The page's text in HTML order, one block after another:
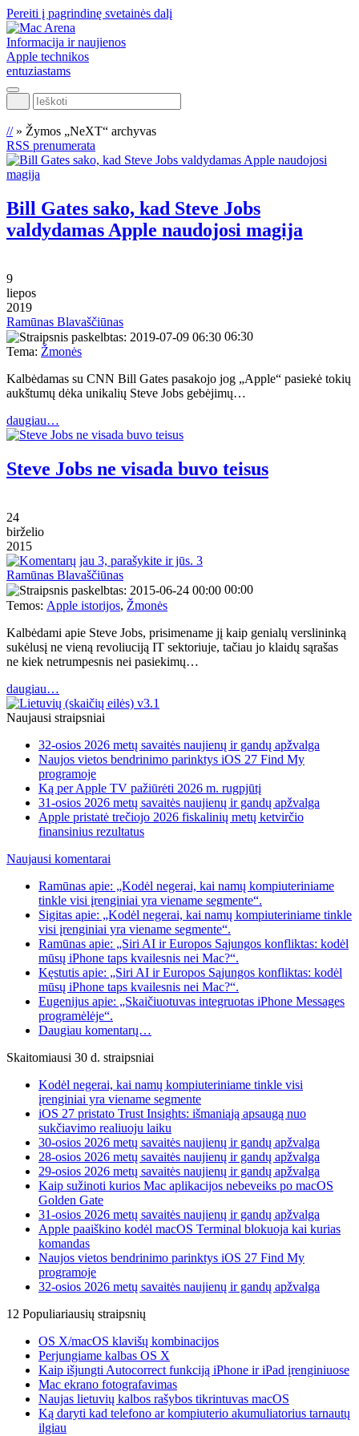
Pereiti į pagrindinę svetainės dalį
Informacija ir naujienos
Apple technikos
entuziastams
Ieškoti
//» Žymos „NeXT“ archyvas
RSS prenumerata
Bill Gates sako, kad Steve Jobs
valdydamas Apple naudojosi magija
9
liepos
2019
Ramūnas Blavaščiūnas
06:30
Tema: Žmonės
Kalbėdamas su CNN Bill Gates pasakojo jog „Apple“ pasiekė tokių
aukštumų dėka unikalių Steve Jobs gebėjimų…
daugiau…
Steve Jobs ne visada buvo teisus
24
birželio
2015
3
Ramūnas Blavaščiūnas
00:00
Temos: Apple istorijos, Žmonės
Kalbėdami apie Steve Jobs, prisimename jį kaip genialų verslininką
sukėlusį ne vieną revoliuciją IT sektoriuje, tačiau jo klaidų sąrašas
ne kiek netrumpesnis nei pasiekimų…
daugiau…
Naujausi straipsniai
32-osios 2026 metų savaitės naujienų ir gandų apžvalga
Naujos vietos bendrinimo parinktys iOS 27 Find My
programoje
Ką per Apple TV pažiūrėti 2026 m. rugpjūtį
31-osios 2026 metų savaitės naujienų ir gandų apžvalga
Apple pristatė trečiojo 2026 fiskalinių metų ketvirčio
finansinius rezultatus
Naujausi komentarai
Ramūnas apie: „Kodėl negerai, kai namų kompiuteriniame
tinkle visi įrenginiai yra viename segmente“.
Sigitas apie: „Kodėl negerai, kai namų kompiuteriniame tinkle
visi įrenginiai yra viename segmente“.
Ramūnas apie: „Siri AI ir Europos Sąjungos konfliktas: kodėl
mūsų iPhone taps kvailesnis nei Mac?“.
Kęstutis apie: „Siri AI ir Europos Sąjungos konfliktas: kodėl
mūsų iPhone taps kvailesnis nei Mac?“.
Eugenijus apie: „Skaičiuotuvas integruotas iPhone Messages
programėlėje“.
Daugiau komentarų…
Skaitomiausi 30 d. straipsniai
Kodėl negerai, kai namų kompiuteriniame tinkle visi
įrenginiai yra viename segmente
iOS 27 pristato Trust Insights: išmaniąją apsaugą nuo
sukčiavimo realiuoju laiku
30-osios 2026 metų savaitės naujienų ir gandų apžvalga
28-osios 2026 metų savaitės naujienų ir gandų apžvalga
29-osios 2026 metų savaitės naujienų ir gandų apžvalga
Kaip sužinoti kurios Mac aplikacijos nebeveiks po macOS
Golden Gate
31-osios 2026 metų savaitės naujienų ir gandų apžvalga
Apple paaiškino kodėl macOS Terminal blokuoja kai kurias
komandas
Naujos vietos bendrinimo parinktys iOS 27 Find My
programoje
32-osios 2026 metų savaitės naujienų ir gandų apžvalga
12 Populiariausių straipsnių
OS X/macOS klavišų kombinacijos
Perjungiame kalbas OS X
Kaip išjungti Autocorrect funkciją iPhone ir iPad įrenginiuose
Mac ekrano fotografavimas
Naujas lietuvių kalbos rašybos tikrintuvas macOS
Ką daryti kad telefono ar kompiuterio akumuliatorius tarnautų
ilgiau